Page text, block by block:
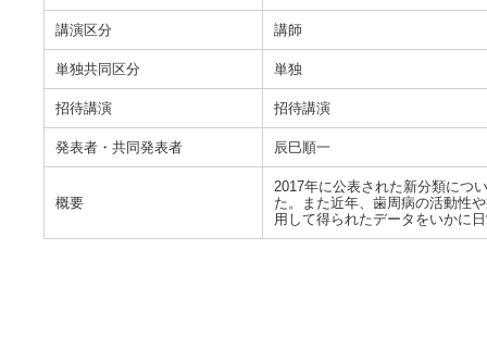
講演区分 講師
単独共同区分 単独
招待講演 招待講演
発表者・共同発表者 辰巳順一
概要
2017年に公表された新分類につ
た。また近年、歯周病の活動性
用して得られたデータをいかに